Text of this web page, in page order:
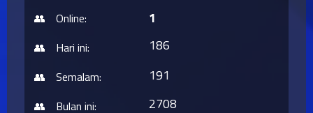
Online:
Hari ini:
Semalam:
Bulan ini:
1
186
191
2708